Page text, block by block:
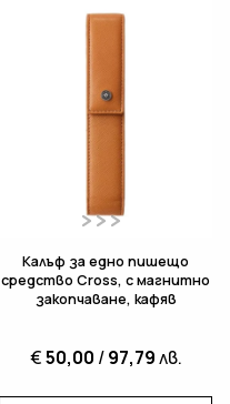
Калъф за едно пишещо
средство Cross, с магнитно
закопчаване, кафяв
€50,00 /97,79лв.